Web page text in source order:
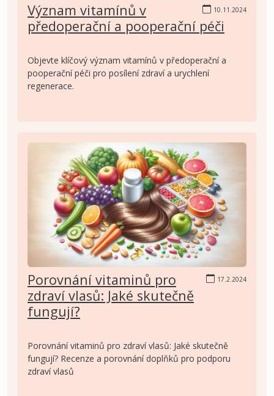
10.11.2024
Význam vitamínů v
předoperační a pooperační péči
Objevte klíčový význam vitamínů v předoperační a
pooperační péči pro posílení zdraví a urychlení
regenerace.
17.2.2024
Porovnání vitaminů pro
zdraví vlasů: Jaké skutečně
fungují?
Porovnání vitaminů pro zdraví vlasů: Jaké skutečně
fungují? Recenze a porovnání doplňků pro podporu
zdraví vlasů